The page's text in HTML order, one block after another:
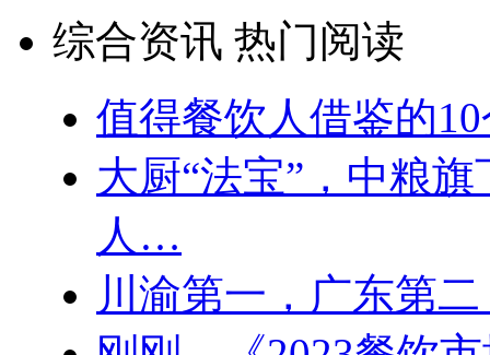
综合资讯 热门阅读
值得餐饮人借鉴的
大厨“法宝”，中粮
人…
川渝第一，广东第